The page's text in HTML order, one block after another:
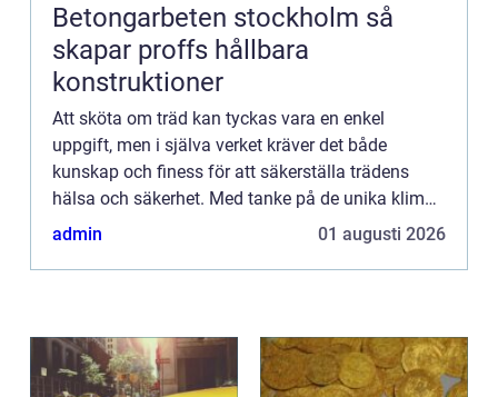
Betongarbeten stockholm så
skapar proffs hållbara
konstruktioner
Att sköta om träd kan tyckas vara en enkel
uppgift, men i själva verket kräver det både
kunskap och finess för att säkerställa trädens
hälsa och säkerhet. Med tanke på de unika klimat-
och...
admin 01 augusti 2026